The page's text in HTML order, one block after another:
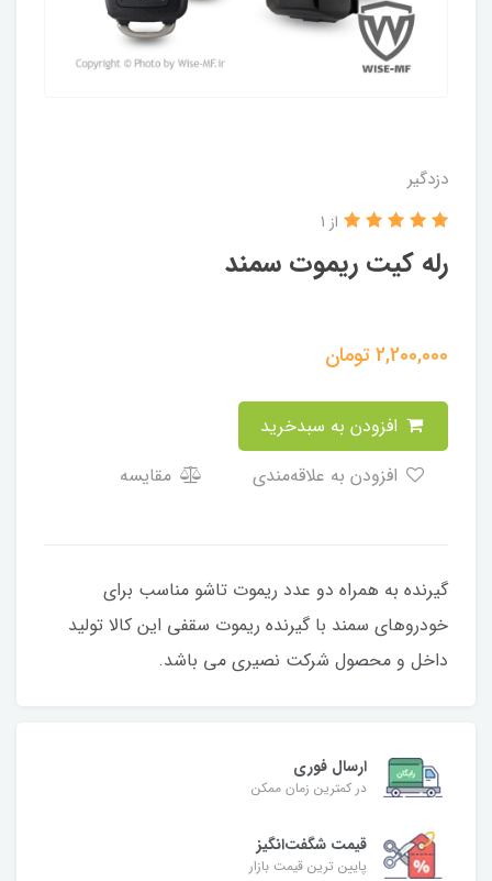
دزدگیر
رله کیت ریموت سمند
از 1
2,200,000تومان
مقایسه
گیرنده به همراه دو عدد ریموت تاشو مناسب برای
خودروهای سمند با گیرنده ریموت سقفی این کالا تولید
داخل و محصول شرکت نصیری می باشد.
ارسال فوری
در کمترین زمان ممکن
قیمت شگفت‌انگیز
پایین ترین قیمت بازار